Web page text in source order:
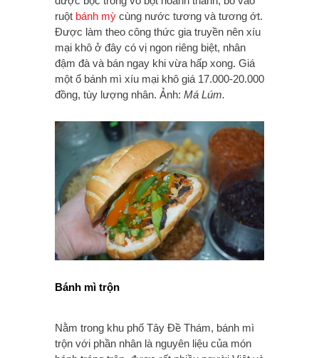
ruột bánh mỳ cùng nước tương và tương ớt.
Được làm theo công thức gia truyền nên xíu
mại khô ở đây có vị ngon riêng biệt, nhân
đậm đà và bán ngay khi vừa hấp xong. Giá
một ổ bánh mì xíu mại khô giá 17.000-20.000
đồng, tùy lượng nhân. Ảnh: Má Lúm.
Bánh mì trộn
Nằm trong khu phố Tây Đề Thám, bánh mì
trộn với phần nhân là nguyên liệu của món